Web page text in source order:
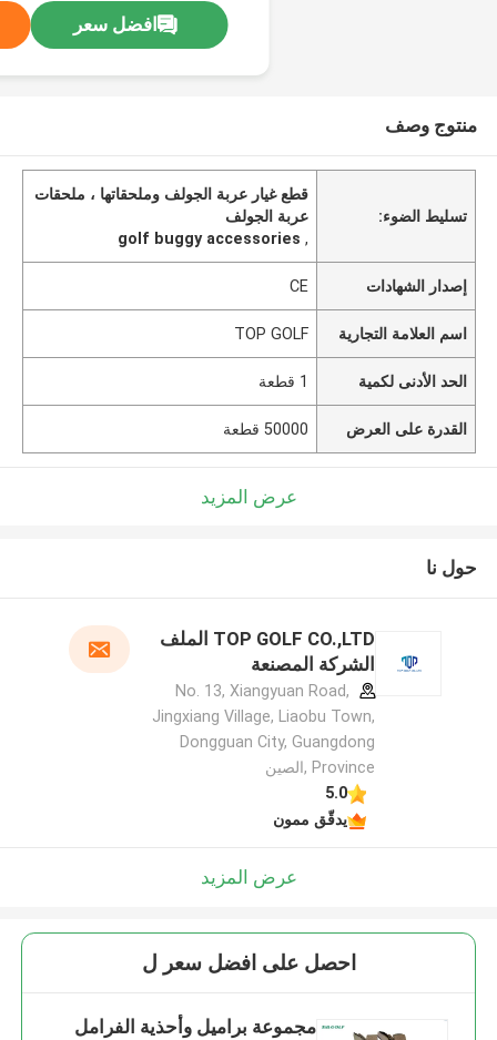
افضل سعر
منتوج وصف
تسليط الضوء:
قطع غيار عربة الجولف وملحقاتها ، ملحقات
عربة الجولف
,
golf buggy accessories
إصدار الشهادات CE
اسم العلامة التجارية TOP GOLF
الحد الأدنى لكمية 1 قطعة
القدرة على العرض 50000 قطعة
عرض المزيد
حول نا
TOP GOLF CO.,LTD الملف
الشركة المصنعة
No. 13, Xiangyuan Road,
Jingxiang Village, Liaobu Town,
Dongguan City, Guangdong
Province ,الصين
5.0
يدقّق ممون
عرض المزيد
احصل على افضل سعر ل
مجموعة براميل وأحذية الفرامل